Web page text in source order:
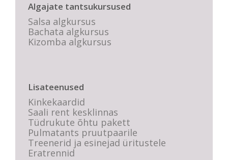
Algajate tantsukursused
Salsa algkursus
Bachata algkursus
Kizomba algkursus
Lisateenused
Kinkekaardid
Saali rent kesklinnas
Tüdrukute õhtu pakett
Pulmatants pruutpaarile
Treenerid ja esinejad üritustele
Eratrennid